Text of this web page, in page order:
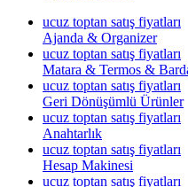
ucuz toptan satış fiyatları
Ajanda & Organizer
ucuz toptan satış fiyatları
Matara & Termos &
ucuz toptan satış fiyatları
Geri Dönüşümlü Ürünler
ucuz toptan satış fiyatları
Anahtarlık
ucuz toptan satış fiyatları
Hesap Makinesi
ucuz toptan satış fiyatları